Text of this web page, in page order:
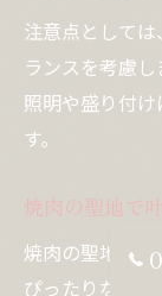
注意点として
ランスを考慮し
照明や盛り付
す。
焼肉の聖地で
焼肉の聖地と
ぴったりな店